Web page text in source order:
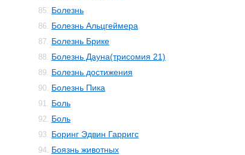
85. Болезнь
86. Болезнь Альцгеймера
87. Болезнь Брике
88. Болезнь Дауна(трисомия 21)
89. Болезнь достижения
90. Болезнь Пика
91. Боль
92. Боль
93. Боринг Эдвин Гарригс
94. Боязнь животных